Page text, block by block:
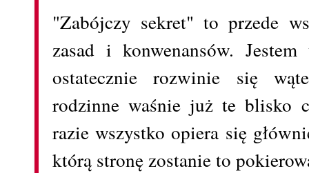
"Zabójczy sekret" to przede
zasad i konwenansów.
ostatecznie rozwinie się
rodzinne waśnie już te blisko
razie wszystko opiera się
którą stronę zostanie to